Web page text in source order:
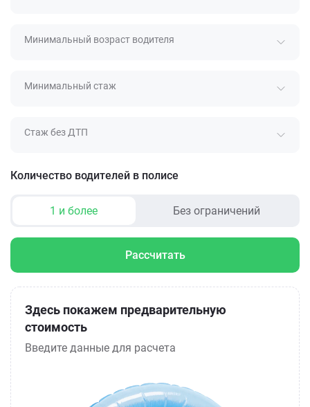
Минимальный возраст водителя
Минимальный стаж
Стаж без ДТП
Количество водителей в полисе
1 и более Без ограничений
Рассчитать
Здесь покажем предварительную
стоимость
Введите данные для расчета